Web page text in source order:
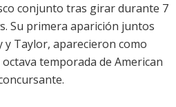
conjunto tras girar durante 7
Su primera aparición juntos
y Taylor, aparecieron como
temporada de American